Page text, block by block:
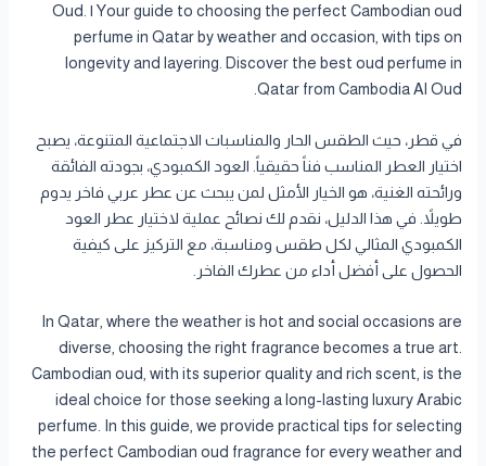
Oud. | Your guide to choosing the perfect Cambodian oud
perfume in Qatar by weather and occasion, with tips on
longevity and layering. Discover the best oud perfume in
Qatar from Cambodia Al Oud.
في قطر، حيث الطقس الحار والمناسبات الاجتماعية المتنوعة، يصبح
اختيار العطر المناسب فناً حقيقياً. العود الكمبودي، بجودته الفائقة
ورائحته الغنية، هو الخيار الأمثل لمن يبحث عن عطر عربي فاخر يدوم
طويلاً. في هذا الدليل، نقدم لك نصائح عملية لاختيار عطر العود
الكمبودي المثالي لكل طقس ومناسبة، مع التركيز على كيفية
الحصول على أفضل أداء من عطرك الفاخر.
In Qatar, where the weather is hot and social occasions are
diverse, choosing the right fragrance becomes a true art.
Cambodian oud, with its superior quality and rich scent, is the
ideal choice for those seeking a long-lasting luxury Arabic
perfume. In this guide, we provide practical tips for selecting
the perfect Cambodian oud fragrance for every weather and